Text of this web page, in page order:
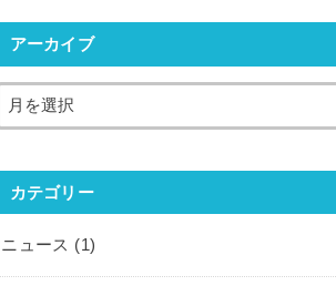
アーカイブ
カテゴリー
ニュース (1)